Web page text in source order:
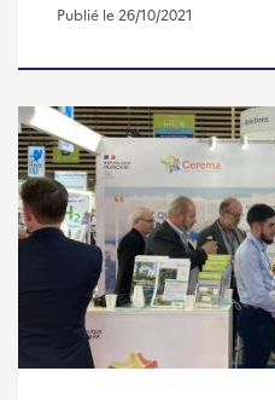
Publié le 26/10/2021